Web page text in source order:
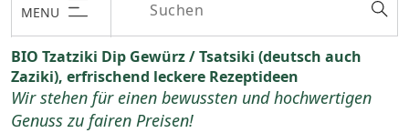
MENU
BIO Tzatziki Dip Gewürz / Tsatsiki (deutsch auch
Zaziki), erfrischend leckere Rezeptideen
Wir stehen für einen bewussten und hochwertigen
Genuss zu fairen Preisen!